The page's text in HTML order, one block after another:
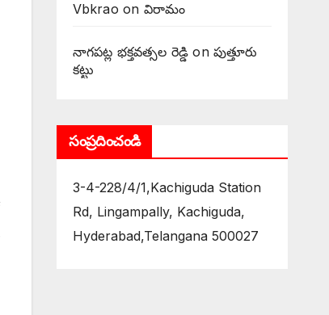
Vbkrao on విరామం
నాగపట్ల భక్తవత్సల రెడ్డి on పుత్తూరు
కట్టు
సంప్రదించండి
3-4-228/4/1,Kachiguda Station
Rd, Lingampally, Kachiguda,
Hyderabad,Telangana 500027